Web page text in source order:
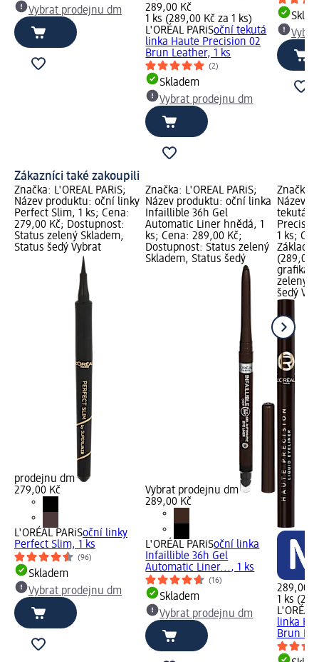
Vybrat prodejnu dm
289,00 Kč
1 ks (289,00 Kč za 1 ks)
L'ORÉAL PARiSoční tekutá
linka Haute Precision 02
Brun Leather, 1 ks
(2)
Skladem
Vybrat prodejnu dm
Zákazníci také zakoupili
Značka: L'ORÉAL PARiS;
Název produktu: oční linky
Perfect Slim, 1 ks; Cena:
279,00 Kč; Dostupnost:
Status zelený Skladem,
Status šedý Vybrat
prodejnu dm
279,00 Kč
L'ORÉAL PARiSoční linky
Perfect Slim, 1 ks
(96)
Skladem
Vybrat prodejnu dm
Značka: L'ORÉAL PARiS;
Název produktu: oční linka
Infaillible 36h Gel
Automatic Liner hnědá, 1
ks; Cena: 289,00 Kč;
Dostupnost: Status zelený
Skladem, Status šedý
Vybrat prodejnu dm
289,00 Kč
L'ORÉAL PARiSoční linka
Infaillible 36h Gel
Automatic Liner..., 1 ks
(16)
Skladem
Vybrat prodejnu dm
Značka:
Název
tekutá
1 ks;
Základní
(289,00
grafika;
zelený
šedý
289,00
1 ks
L'ORÉAL
linka
Brun